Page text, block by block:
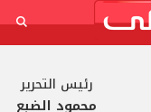
رئيس التحرير
محمود الضبع